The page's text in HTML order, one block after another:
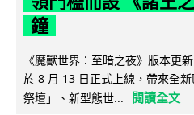
鐘
《魔獸世界：至暗之夜》版本更
於 8 月 13 日正式上線，帶來全
祭壇」、新型態世...
閱讀全文